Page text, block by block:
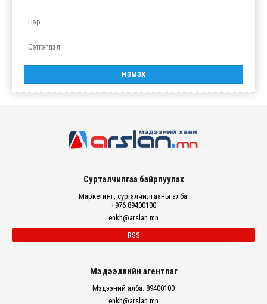
Сурталчилгаа байрлуулах
Маркетинг, сурталчилгааны алба:
+976 89400100
enkh@arslan.mn
RSS
Мэдээллийн агентлаг
Мэдээний алба: 89400100
enkh@arslan.mn